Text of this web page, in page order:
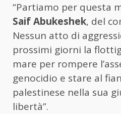
“Partiamo per questa
Saif Abukeshek, del
Nessun atto di
prossimi giorni la
mare per rompere
genocidio e stare al
palestinese nella sua
libertà”.